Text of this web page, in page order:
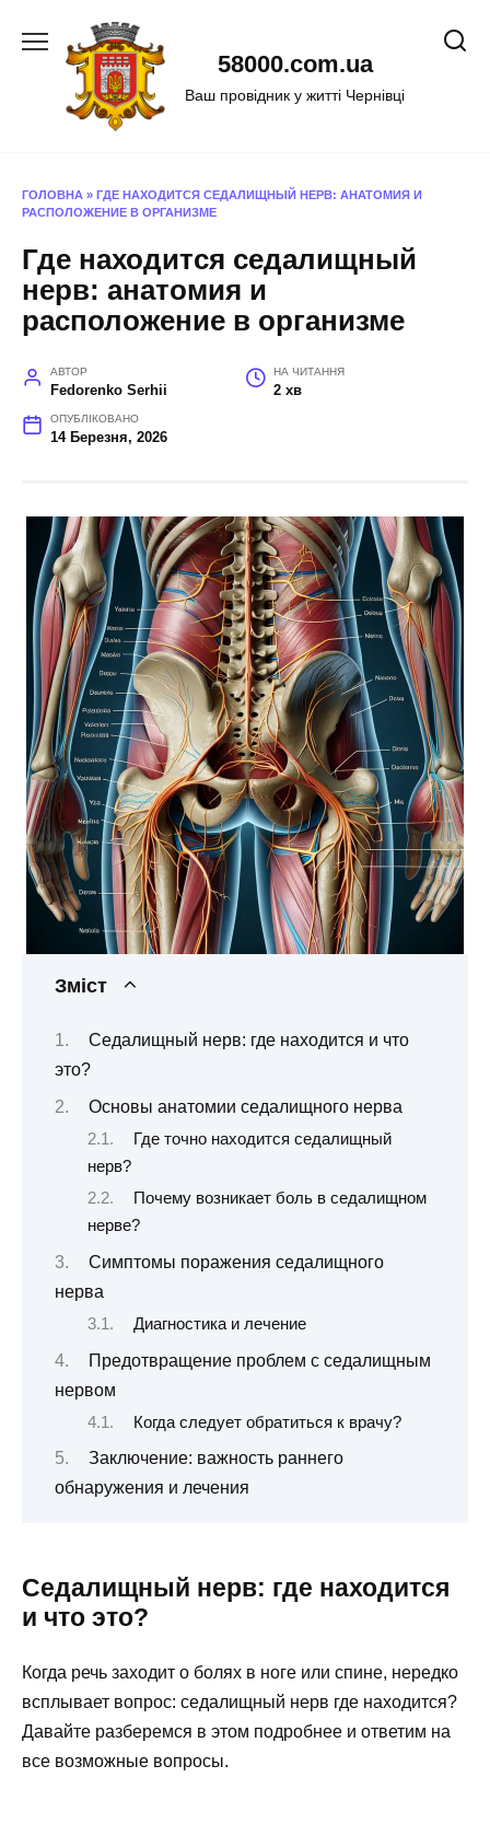
58000.com.ua
Ваш провідник у житті Чернівці
ГОЛОВНА » ГДЕ НАХОДИТСЯ СЕДАЛИЩНЫЙ НЕРВ: АНАТОМИЯ И
РАСПОЛОЖЕНИЕ В ОРГАНИЗМЕ
Где находится седалищный
нерв: анатомия и
расположение в организме
АВТОР
Fedorenko Serhii
НА ЧИТАННЯ
2 хв
ОПУБЛІКОВАНО
14 Березня, 2026
Зміст
Седалищный нерв: где находится и что
это?
Основы анатомии седалищного нерва
Где точно находится седалищный
нерв?
Почему возникает боль в седалищном
нерве?
Симптомы поражения седалищного
нерва
Диагностика и лечение
Предотвращение проблем с седалищным
нервом
Когда следует обратиться к врачу?
Заключение: важность раннего
обнаружения и лечения
Седалищный нерв: где находится
и что это?
Когда речь заходит о болях в ноге или спине, нередко
всплывает вопрос: седалищный нерв где находится?
Давайте разберемся в этом подробнее и ответим на
все возможные вопросы.